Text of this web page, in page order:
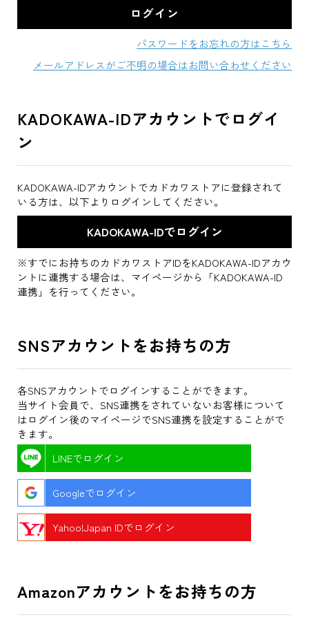
パスワードをお忘れの方はこちら
メールアドレスがご不明の場合はお問い合わせください
KADOKAWA-IDアカウントでログイ
ン
KADOKAWA-IDアカウントでカドカワストアに登録されて
いる方は、以下よりログインしてください。
※すでにお持ちのカドカワストアIDをKADOKAWA-IDアカウ
ントに連携する場合は、マイページから「KADOKAWA-ID
連携」を行ってください。
SNSアカウントをお持ちの方
各SNSアカウントでログインすることができます。
当サイト会員で、SNS連携をされていないお客様について
はログイン後のマイページでSNS連携を設定することがで
きます。
LINEでログイン
Googleでログイン
Yahoo!Japan IDでログイン
Amazonアカウントをお持ちの方